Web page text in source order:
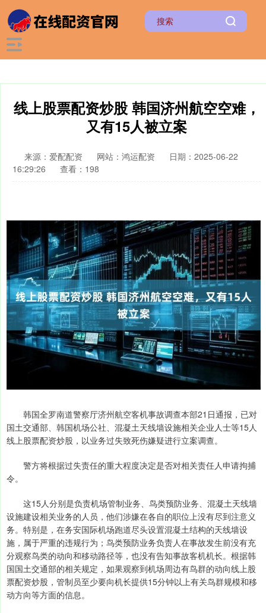
线上股票配资炒股 韩国济州航空空难，
又有15人被立案
来源：爱配配资 网站：鸿运配资
日期：2025-06-22
16:29:26
查看：198
韩国全罗南道警察厅济州航空客机事故调查本部21日通报，已对
国土交通部、韩国机场公社、混凝土天线墙设施相关企业人士等15人
线上股票配资炒股，以业务过失致死伤嫌疑进行立案调查。
警方将根据过失责任的重大程度决定是否对相关责任人申请拘捕
令。
这15人分别是负责机场管制业务、鸟类预防业务、混凝土天线墙
设施建设相关业务的人员，他们涉嫌在各自的职位上没有尽到注意义
务。特别是，在务安国际机场跑道尽头设置混凝土结构的天线墙设
施，属于严重的违规行为；鸟类预防业务负责人在事故发生前没有充
分观察鸟类的动向和移动路径等，也没有告知事故客机机长。根据韩
国国土交通部的相关规定，如果观察到机场周边有鸟群的动向线上股
票配资炒股，管制员至少要向机长提供15分钟以上有关鸟群规模和移
动方向等方面的信息。